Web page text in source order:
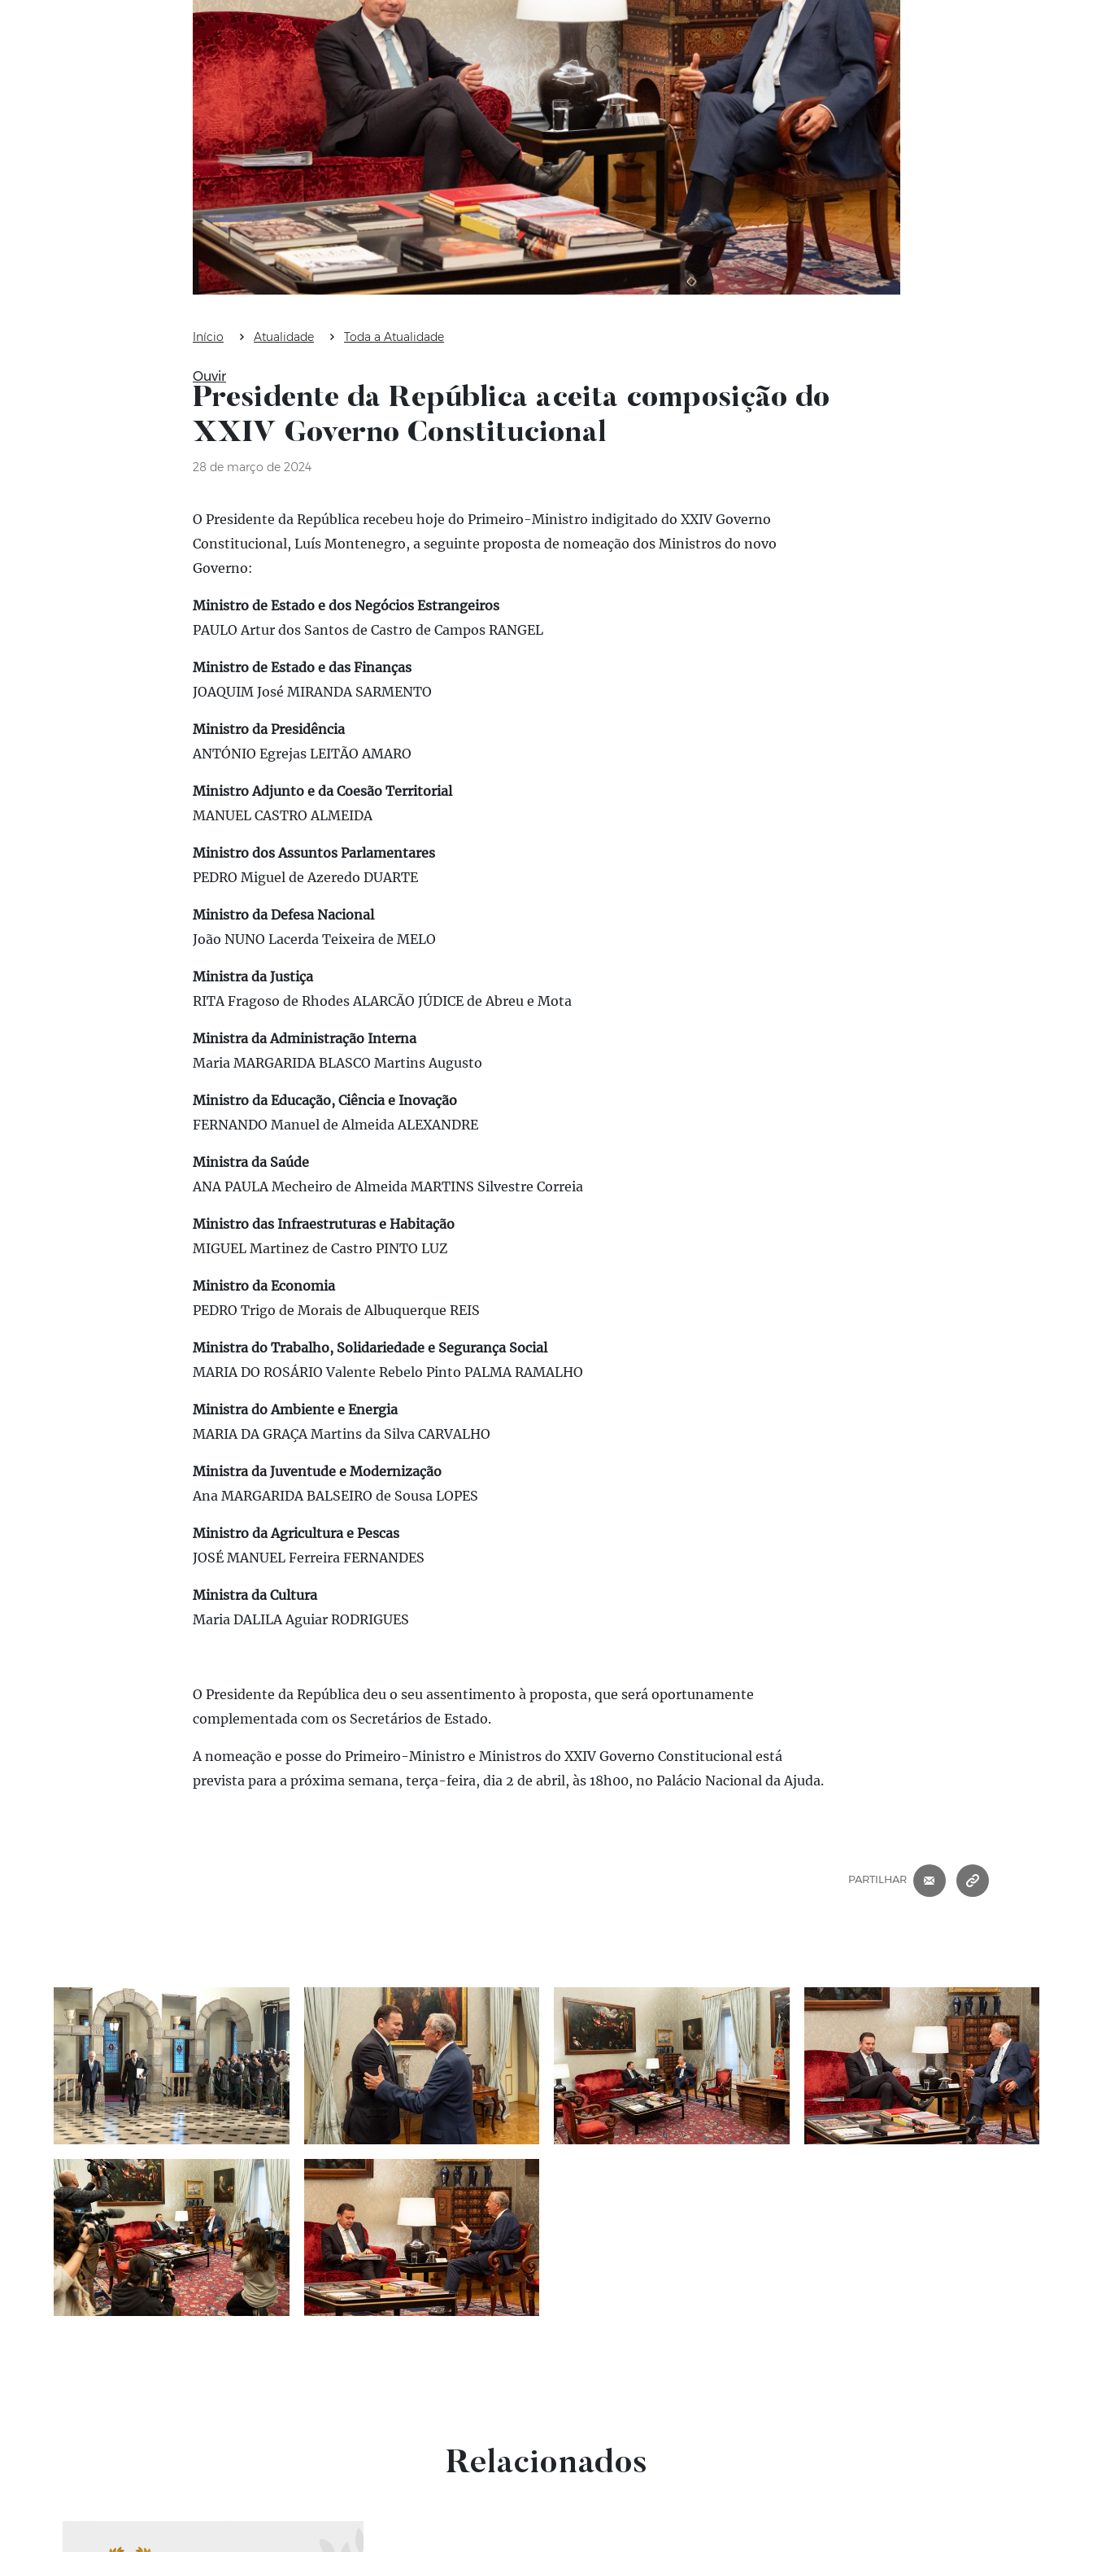
Início Atualidade Toda a Atualidade
Ouvir
Presidente da República aceita composição do
XXIV Governo Constitucional
28 de março de 2024
O Presidente da República recebeu hoje do Primeiro-Ministro indigitado do XXIV Governo
Constitucional, Luís Montenegro, a seguinte proposta de nomeação dos Ministros do novo
Governo:
Ministro de Estado e dos Negócios Estrangeiros
PAULO Artur dos Santos de Castro de Campos RANGEL
Ministro de Estado e das Finanças
JOAQUIM José MIRANDA SARMENTO
Ministro da Presidência
ANTÓNIO Egrejas LEITÃO AMARO
Ministro Adjunto e da Coesão Territorial
MANUEL CASTRO ALMEIDA
Ministro dos Assuntos Parlamentares
PEDRO Miguel de Azeredo DUARTE
Ministro da Defesa Nacional
João NUNO Lacerda Teixeira de MELO
Ministra da Justiça
RITA Fragoso de Rhodes ALARCÃO JÚDICE de Abreu e Mota
Ministra da Administração Interna
Maria MARGARIDA BLASCO Martins Augusto
Ministro da Educação, Ciência e Inovação
FERNANDO Manuel de Almeida ALEXANDRE
Ministra da Saúde
ANA PAULA Mecheiro de Almeida MARTINS Silvestre Correia
Ministro das Infraestruturas e Habitação
MIGUEL Martinez de Castro PINTO LUZ
Ministro da Economia
PEDRO Trigo de Morais de Albuquerque REIS
Ministra do Trabalho, Solidariedade e Segurança Social
MARIA DO ROSÁRIO Valente Rebelo Pinto PALMA RAMALHO
Ministra do Ambiente e Energia
MARIA DA GRAÇA Martins da Silva CARVALHO
Ministra da Juventude e Modernização
Ana MARGARIDA BALSEIRO de Sousa LOPES
Ministro da Agricultura e Pescas
JOSÉ MANUEL Ferreira FERNANDES
Ministra da Cultura
Maria DALILA Aguiar RODRIGUES
O Presidente da República deu o seu assentimento à proposta, que será oportunamente
complementada com os Secretários de Estado.
A nomeação e posse do Primeiro-Ministro e Ministros do XXIV Governo Constitucional está
prevista para a próxima semana, terça-feira, dia 2 de abril, às 18h00, no Palácio Nacional da Ajuda.
PARTILHAR
CORREIO ELETRÓNICO
Relacionados